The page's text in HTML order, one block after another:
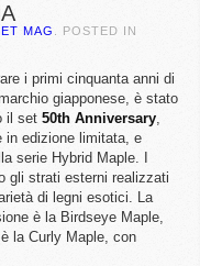
MAG
. POSTED IN
i primi cinquanta anni di
giapponese, è stato
il set 50th Anniversary,
in edizione limitata, e
serie Hybrid Maple. I
gli strati esterni realizzati
di legni esotici. La
è la Birdseye Maple,
la Curly Maple, con